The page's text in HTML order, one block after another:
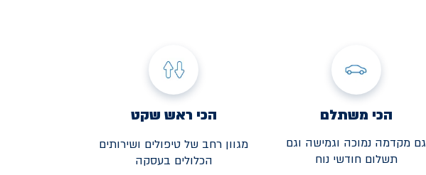
הכי משתלם
גם מקדמה נמוכה וגמישה וגם
תשלום חודשי נוח
הכי ראש שקט
מגוון רחב של טיפולים ושירותים
הכלולים בעסקה